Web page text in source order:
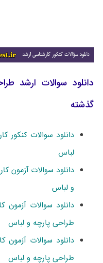
دانلود سوالات ارشد
گذشته
لباس
و لباس
طراحی پارچه و لباس
طراحی پارچه و لباس